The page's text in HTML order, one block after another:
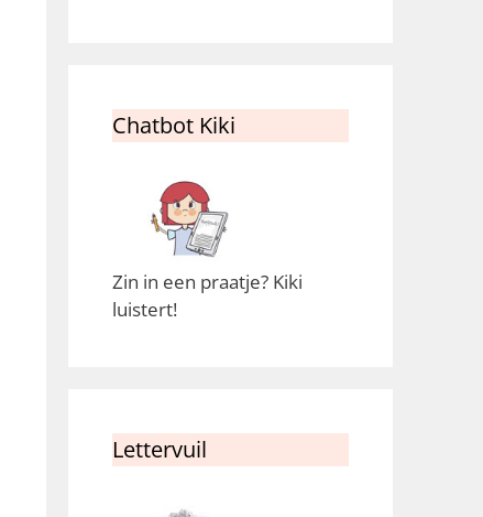
Chatbot Kiki
Zin in een praatje? Kiki
luistert!
Lettervuil